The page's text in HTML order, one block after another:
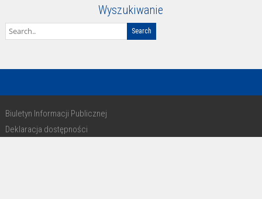
Wyszukiwanie
Biuletyn Informacji Publicznej
Deklaracja dostępności